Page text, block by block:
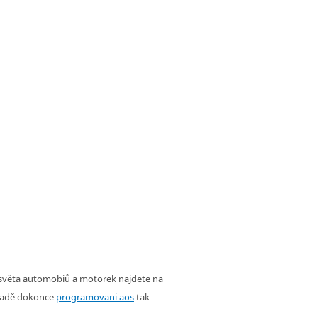
automobiů a motorek najdete na
dokonce programovani aostak